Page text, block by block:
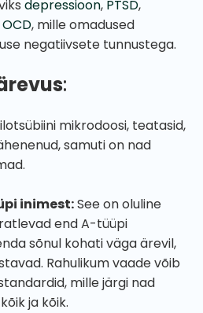
depressioon, PTSD,
OCD, mille omadused
negatiivsete tunnustega.
:
mikrodoosi, teatasid,
samuti on nad
inimest:See on oluline
end A-tüüpi
sõnul kohati väga ärevil,
Rahulikum vaade võib
mille järgi nad
ja kõik.